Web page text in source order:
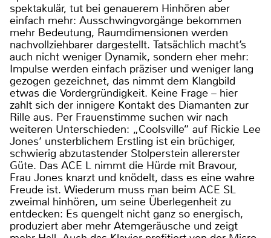
spektakulär, tut bei genauerem Hinhören aber
einfach mehr: Ausschwingvorgänge bekommen
mehr Bedeutung, Raumdimensionen werden
nachvollziehbarer dargestellt. Tatsächlich macht’s
auch nicht weniger Dynamik, sondern eher mehr:
Impulse werden einfach präziser und weniger lang
gezogen gezeichnet, das nimmt dem Klangbild
etwas die Vordergründigkeit. Keine Frage – hier
zahlt sich der innigere Kontakt des Diamanten zur
Rille aus. Per Frauenstimme suchen wir nach
weiteren Unterschieden: „Coolsville“ auf Rickie Lee
Jones‘ unsterblichem Erstling ist ein brüchiger,
schwierig abzutastender Stolperstein allererster
Güte. Das ACE L nimmt die Hürde mit Bravour,
Frau Jones knarzt und knödelt, dass es eine wahre
Freude ist. Wiederum muss man beim ACE SL
zweimal hinhören, um seine Überlegenheit zu
entdecken: Es quengelt nicht ganz so energisch,
produziert aber mehr Atemgeräusche und zeigt